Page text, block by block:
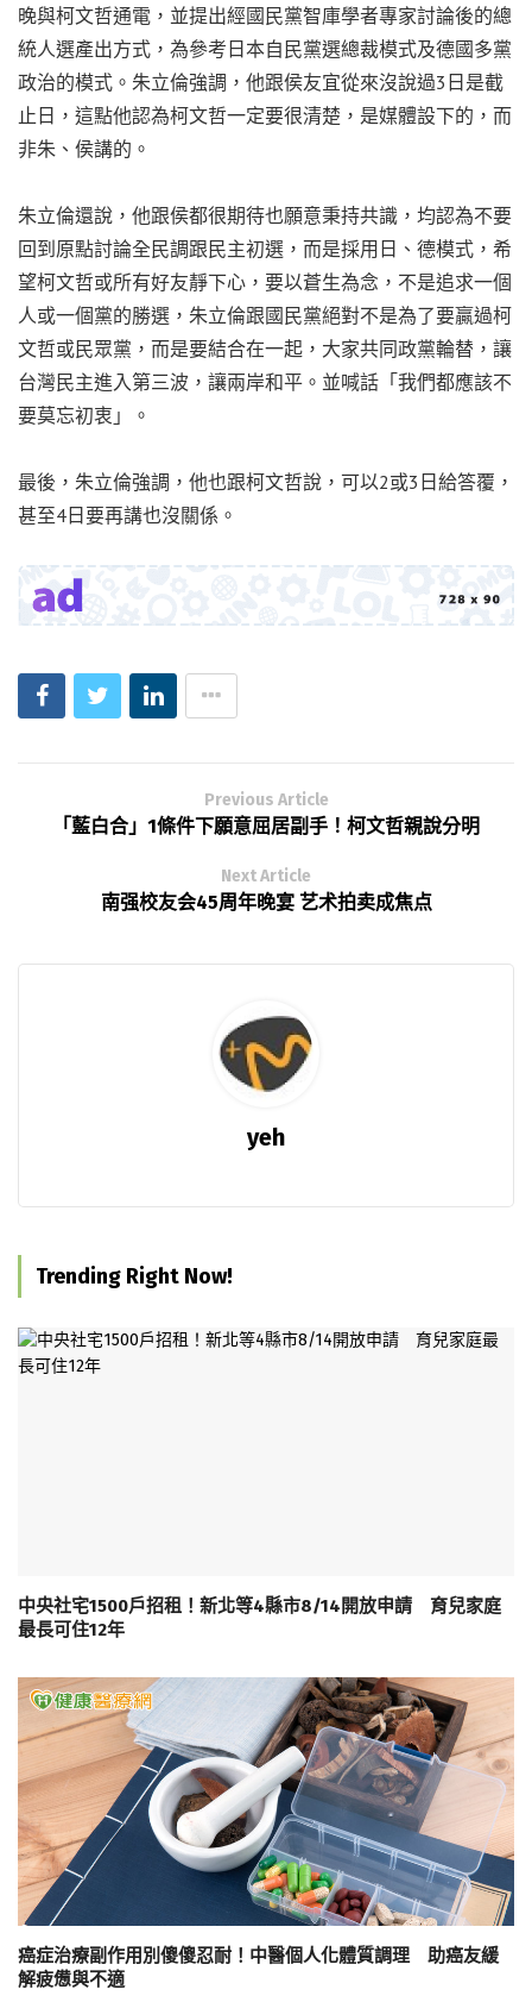
晚與柯文哲通電，並提出經國民黨智庫學者專家討論後的總
統人選產出方式，為參考日本自民黨選總裁模式及德國多黨
政治的模式。朱立倫強調，他跟侯友宜從來沒說過3日是截
止日，這點他認為柯文哲一定要很清楚，是媒體設下的，而
非朱、侯講的。
朱立倫還說，他跟侯都很期待也願意秉持共識，均認為不要
回到原點討論全民調跟民主初選，而是採用日、德模式，希
望柯文哲或所有好友靜下心，要以蒼生為念，不是追求一個
人或一個黨的勝選，朱立倫跟國民黨絕對不是為了要贏過柯
文哲或民眾黨，而是要結合在一起，大家共同政黨輪替，讓
台灣民主進入第三波，讓兩岸和平。並喊話「我們都應該不
要莫忘初衷」。
最後，朱立倫強調，他也跟柯文哲說，可以2或3日給答覆，
甚至4日要再講也沒關係。
Previous Article
「藍白合」1條件下願意屈居副手！柯文哲親說分明
Next Article
南强校友会45周年晚宴 艺术拍卖成焦点
yeh
Trending Right Now!
中央社宅1500戶招租！新北等4縣市8/14開放申請 育兒家庭
最長可住12年
癌症治療副作用別傻傻忍耐！中醫個人化體質調理 助癌友緩
解疲憊與不適